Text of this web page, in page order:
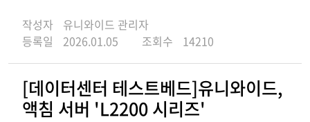
작성자
유니와이드 관리자
등록일
2026.01.05 조회수 14210
[데이터센터 테스트베드]유니와이드,
액침 서버 'L2200 시리즈'